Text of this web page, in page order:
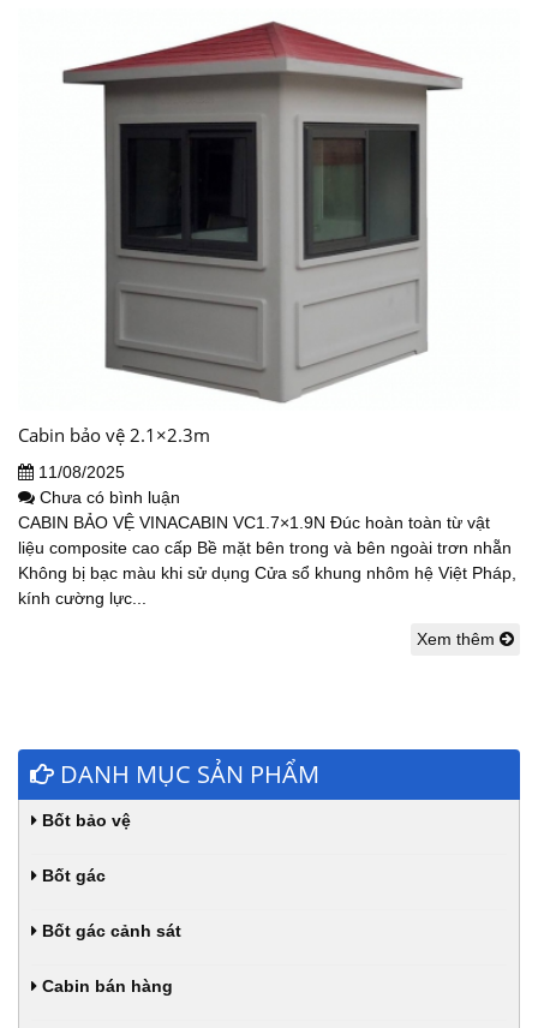
Cabin bảo vệ 2.1×2.3m
11/08/2025
Chưa có bình luận
CABIN BẢO VỆ VINACABIN VC1.7×1.9N Đúc hoàn toàn từ vật
liệu composite cao cấp Bề mặt bên trong và bên ngoài trơn nhẵn
Không bị bạc màu khi sử dụng Cửa sổ khung nhôm hệ Việt Pháp,
kính cường lực...
Xem thêm
DANH MỤC SẢN PHẨM
Bốt bảo vệ
Bốt gác
Bốt gác cảnh sát
Cabin bán hàng